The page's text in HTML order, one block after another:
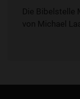
Die Bibelstelle
von Michael